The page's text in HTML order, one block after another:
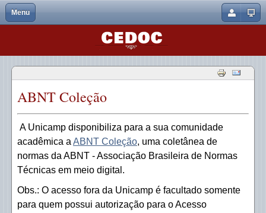
Menu Fechar
Informações Gerais
Serviços
Portais de Pesquisa
Histórico
Horário de Funcionamento
Quem foi Lucas Gamboa?
Acesso Residencial - VPN
Eduroam - rede sem fio
Regulamento de Circulação
Bases de Dados - Unicamp
Catálogo - Base Acervus
Novas Aquisições
Periódicos eletrônicos
Pesquisa Integrada
Relatórios de pesquisa
Ficha Catalográfica OnLine
Lembrança de senha
ORCID
Renovações
Solicitação de Artigos e Outros Documentos
Reservas
Atendimento personalizado
Normalização de trabalhos acadêmicos
Gerenciador de Referencias - Mendeley
CAPES
FGV - Bibliotecas
IBICT
NDLTD
Lembrar de mim
Esqueceu seu nome de usuário?
ABNT Coleção
A Unicamp disponibiliza para a sua comunidade
acadêmica a ABNT Coleção, uma coletânea de
normas da ABNT - Associação Brasileira de Normas
Técnicas em meio digital.
Obs.: O acesso fora da Unicamp é facultado somente
para quem possui autorização para o Acesso